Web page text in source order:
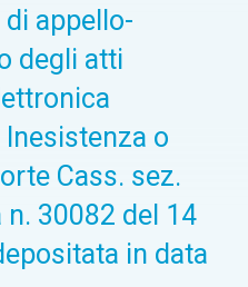
appello-
degli atti
o
Cass. sez.
n. 30082 del 14
in data